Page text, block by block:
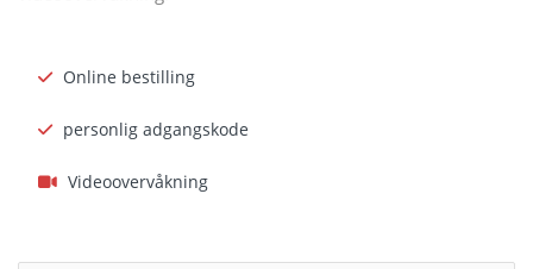
Online bestilling
personlig adgangskode
Videoovervåkning